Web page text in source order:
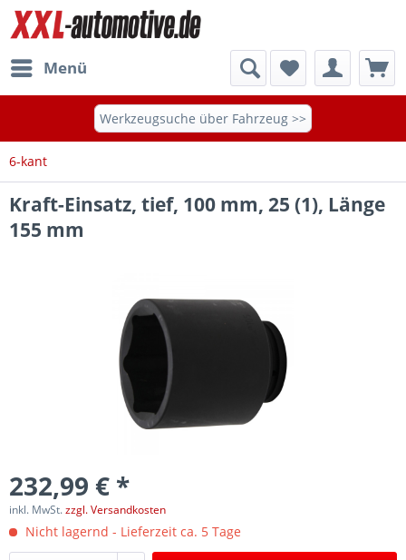
Menü
Werkzeugsuche über Fahrzeug >>
6-kant
Kraft-Einsatz, tief, 100 mm, 25 (1), Länge
155 mm
232,99 € *
inkl. MwSt.zzgl. Versandkosten
Nicht lagernd - Lieferzeit ca. 5 Tage